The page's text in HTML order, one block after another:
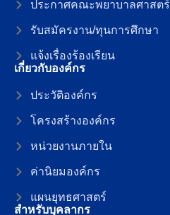
ประกาศคณะพยาบาลศาสตร์
รับสมัครงาน/ทุนการศึกษา
แจ้งเรื่องร้องเรียน
เกี่ยวกับองค์กร
ประวัติองค์กร
โครงสร้างองค์กร
หน่วยงานภายใน
ค่านิยมองค์กร
แผนยุทธศาสตร์
สำหรับบุคลากร